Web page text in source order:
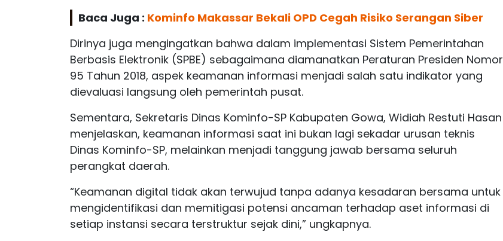
Baca Juga : Kominfo Makassar Bekali OPD Cegah Risiko Serangan Siber
Dirinya juga mengingatkan bahwa dalam implementasi Sistem Pemerintahan
Berbasis Elektronik (SPBE) sebagaimana diamanatkan Peraturan Presiden Nomor
95 Tahun 2018, aspek keamanan informasi menjadi salah satu indikator yang
dievaluasi langsung oleh pemerintah pusat.
Sementara, Sekretaris Dinas Kominfo-SP Kabupaten Gowa, Widiah Restuti Hasan
menjelaskan, keamanan informasi saat ini bukan lagi sekadar urusan teknis
Dinas Kominfo-SP, melainkan menjadi tanggung jawab bersama seluruh
perangkat daerah.
“Keamanan digital tidak akan terwujud tanpa adanya kesadaran bersama untuk
mengidentifikasi dan memitigasi potensi ancaman terhadap aset informasi di
setiap instansi secara terstruktur sejak dini,” ungkapnya.